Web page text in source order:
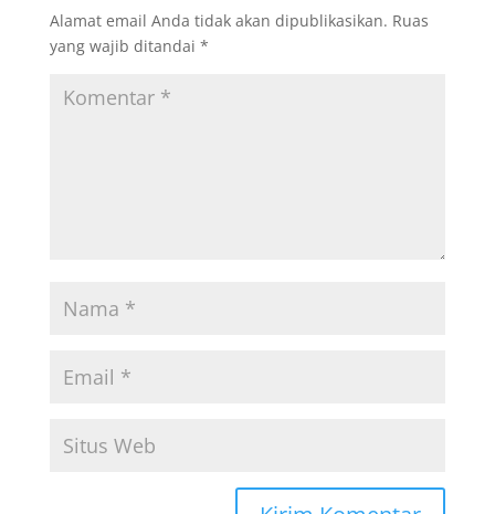
Alamat email Anda tidak akan dipublikasikan. Ruas
yang wajib ditandai *